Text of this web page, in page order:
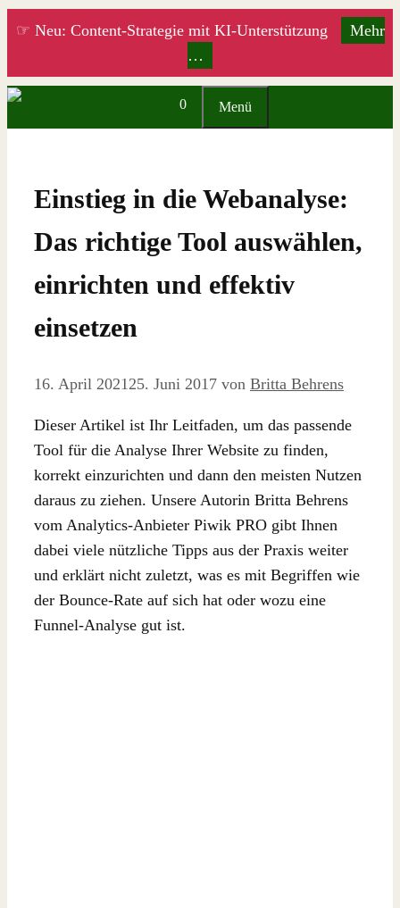
Zum
☞ Neu: Content-Strategie mit KI-Unterstützung
Mehr
…
0 Menü
Einstieg in die Webanalyse:
Das richtige Tool auswählen,
einrichten und effektiv
einsetzen
16. April 2021 25. Juni 2017 von Britta Behrens
Dieser Artikel ist Ihr Leitfaden, um das passende
Tool für die Analyse Ihrer Website zu finden,
korrekt einzurichten und dann den meisten Nutzen
daraus zu ziehen. Unsere Autorin Britta Behrens
vom Analytics-Anbieter Piwik PRO gibt Ihnen
dabei viele nützliche Tipps aus der Praxis weiter
und erklärt nicht zuletzt, was es mit Begriffen wie
der Bounce-Rate auf sich hat oder wozu eine
Funnel-Analyse gut ist.